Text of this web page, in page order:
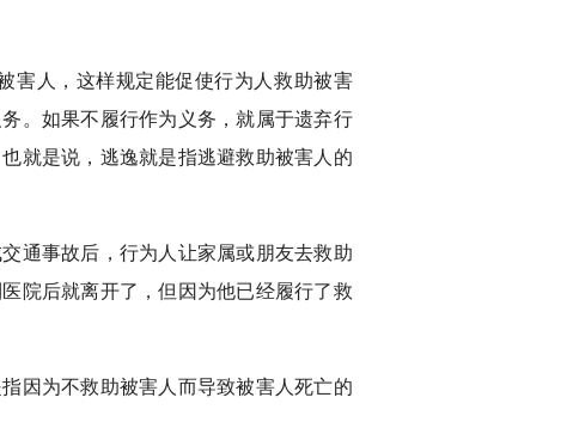
害人，这样规定能促使行为人救助被害
。如果不履行作为义务，就属于遗弃行
就是说，逃逸就是指逃避救助被害人的
通事故后，行为人让家属或朋友去救助
院后就离开了，但因为他已经履行了救
因为不救助被害人而导致被害人死亡的